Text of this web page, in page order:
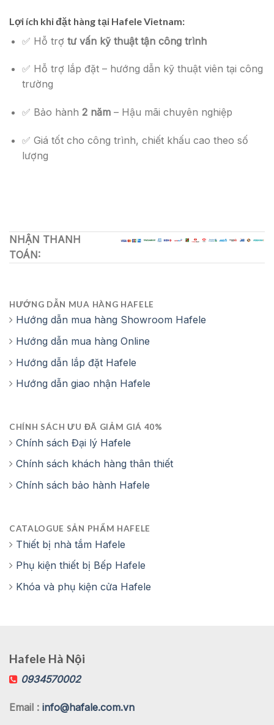
Lợi ích khi đặt hàng tại Hafele Vietnam:
✅ Hỗ trợ tư vấn kỹ thuật tận công trình
✅ Hỗ trợ lắp đặt – hướng dẫn kỹ thuật viên tại công
trường
✅ Bảo hành 2 năm– Hậu mãi chuyên nghiệp
✅ Giá tốt cho công trình, chiết khấu cao theo số
lượng
NHẬN THANH
TOÁN:
HƯỚNG DẪN MUA HÀNG HAFELE
Hướng dẫn mua hàng Showroom Hafele
Hướng dẫn mua hàng Online
Hướng dẫn lắp đặt Hafele
Hướng dẫn giao nhận Hafele
CHÍNH SÁCH ƯU ĐÃ GIẢM GIÁ 40%
Chính sách Đại lý Hafele
Chính sách khách hàng thân thiết
Chính sách bảo hành Hafele
CATALOGUE SẢN PHẨM HAFELE
Thiết bị nhà tắm Hafele
Phụ kiện thiết bị Bếp Hafele
Khóa và phụ kiện cửa Hafele
Hafele Hà Nội
0934570002
Email : info@hafale.com.vn